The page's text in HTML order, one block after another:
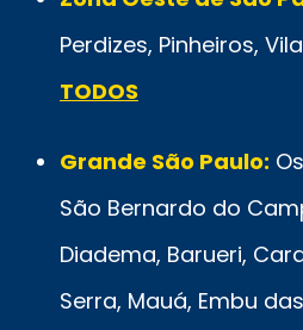
Perdizes, Pinheiros,
TODOS
Grande São Paulo:
São Bernardo do
Diadema, Barueri,
Serra, Mauá, Embu